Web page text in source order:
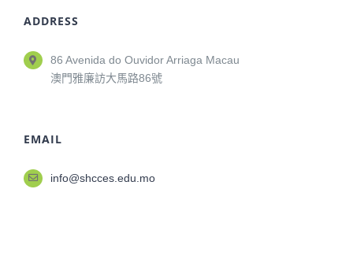
ADDRESS
86 Avenida do Ouvidor Arriaga Macau
澳門雅廉訪大馬路86號
EMAIL
info@shcces.edu.mo